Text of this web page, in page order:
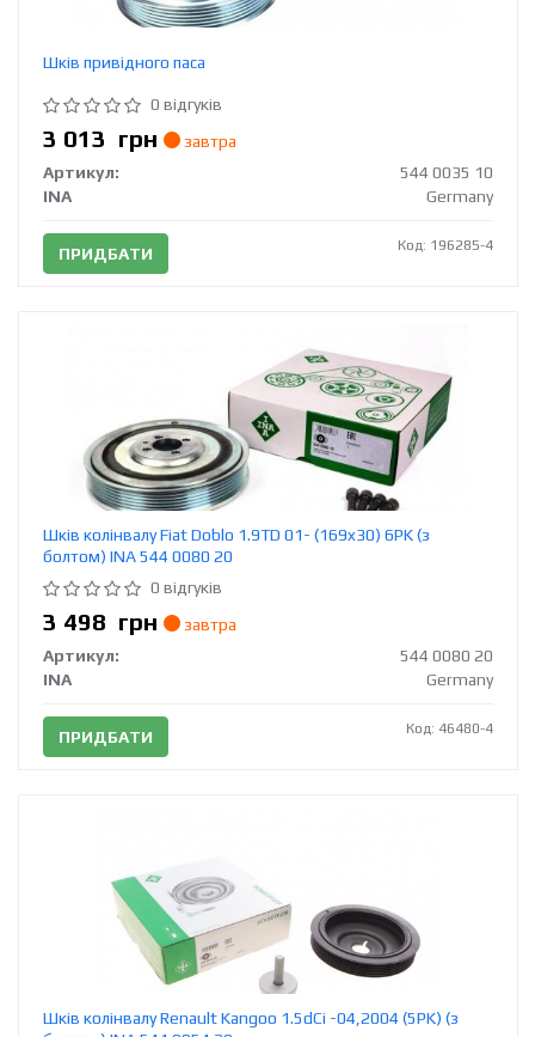
Шків привідного паса
0 відгуків
3 013 грн
завтра
Артикул:
544 0035 10
INA
Germany
ПРИДБАТИ Код: 196285-4
Шків колінвалу Fiat Doblo 1.9TD 01- (169x30) 6PK (з
болтом) INA 544 0080 20
0 відгуків
3 498 грн
завтра
Артикул:
544 0080 20
INA
Germany
ПРИДБАТИ Код: 46480-4
Шків колінвалу Renault Kangoo 1.5dCi -04,2004 (5PK) (з